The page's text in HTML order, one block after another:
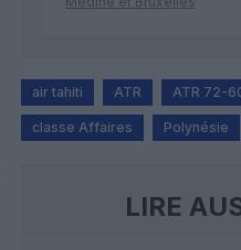
air tahiti ATR ATR 72-
classe Affaires Polynésie
LIRE